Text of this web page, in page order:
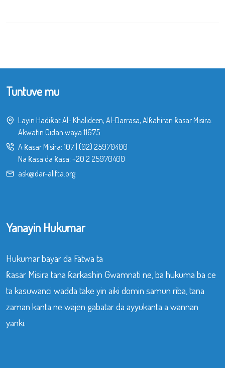
Tuntuve mu
Layin Hadiƙat Al- Khalideen, Al-Darrasa, Alƙahiran ƙasar Misira.
Akwatin Gidan waya 11675
A ƙasar Misira: 107| (02) 25970400
Na ƙasa da ƙasa: +20 2 25970400
ask@dar-alifta.org
Yanayin Hukumar
Hukumar bayar da Fatwa ta
ƙasar Misira tana ƙarkashin Gwamnati ne, ba hukuma ba ce
ta kasuwanci wadda take yin aiki domin samun riba, tana
zaman kanta ne wajen gabatar da ayyukanta a wannan
yanki.